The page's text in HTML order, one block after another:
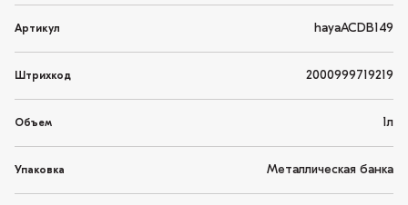
Артикул hayaACDB149
Штрихкод 2000999719219
Объем 1л
Упаковка Металлическая банка